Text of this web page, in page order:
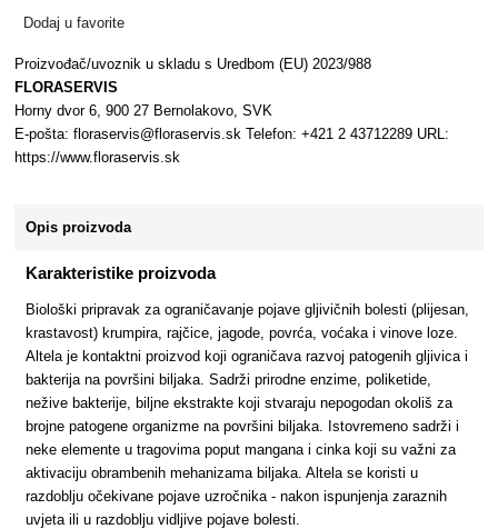
Dodaj u favorite
Proizvođač/uvoznik u skladu s Uredbom (EU) 2023/988
FLORASERVIS
Horny dvor 6, 900 27 Bernolakovo, SVK
E-pošta: floraservis@floraservis.sk Telefon: +421 2 43712289 URL:
https://www.floraservis.sk
Opis proizvoda
Karakteristike proizvoda
Biološki pripravak za ograničavanje pojave gljivičnih bolesti (plijesan,
krastavost) krumpira, rajčice, jagode, povrća, voćaka i vinove loze.
Altela je kontaktni proizvod koji ograničava razvoj patogenih gljivica i
bakterija na površini biljaka. Sadrži prirodne enzime, poliketide,
nežive bakterije, biljne ekstrakte koji stvaraju nepogodan okoliš za
brojne patogene organizme na površini biljaka. Istovremeno sadrži i
neke elemente u tragovima poput mangana i cinka koji su važni za
aktivaciju obrambenih mehanizama biljaka. Altela se koristi u
razdoblju očekivane pojave uzročnika - nakon ispunjenja zaraznih
uvjeta ili u razdoblju vidljive pojave bolesti.